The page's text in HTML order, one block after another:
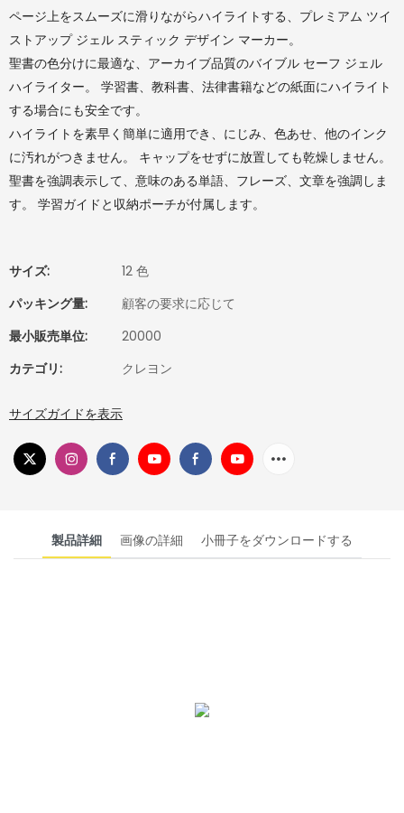
ページ上をスムーズに滑りながらハイライトする、プレミアム ツイ
ストアップ ジェル スティック デザイン マーカー。
聖書の色分けに最適な、アーカイブ品質のバイブル セーフ ジェル
ハイライター。 学習書、教科書、法律書籍などの紙面にハイライト
する場合にも安全です。
ハイライトを素早く簡単に適用でき、にじみ、色あせ、他のインク
に汚れがつきません。 キャップをせずに放置しても乾燥しません。
聖書を強調表示して、意味のある単語、フレーズ、文章を強調しま
す。 学習ガイドと収納ポーチが付属します。
サイズ:
12 色
パッキング量:
顧客の要求に応じて
最小販売単位:
20000
カテゴリ:
クレヨン
サイズガイドを表示
製品詳細 画像の詳細 小冊子をダウンロードする